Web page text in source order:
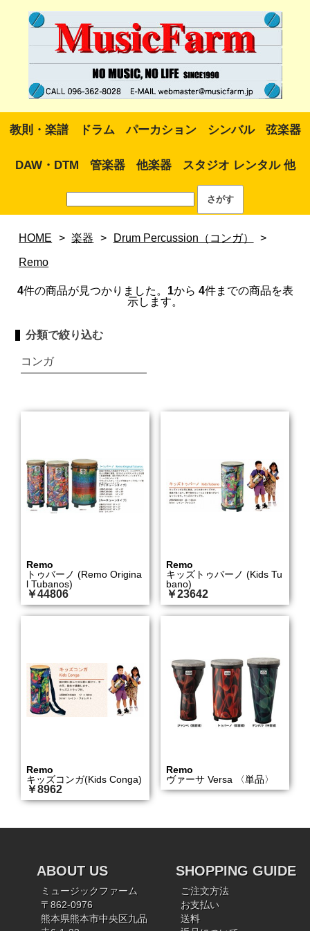
教則・楽譜 ドラム パーカション シンバル 弦楽器
DAW・DTM 管楽器 他楽器 スタジオ レンタル 他
HOME > 楽器 > Drum Percussion（コンガ） >
Remo
4件の商品が見つかりました。 1から 4件までの商品を表
示します。
分類で絞り込む
コンガ
Remo
トゥバーノ (Remo Origina
l Tubanos)
￥44806
Remo
キッズトゥバーノ (Kids Tu
bano)
￥23642
Remo
キッズコンガ(Kids Conga)
￥8962
Remo
ヴァーサ Versa 〈単品〉
ABOUT US
ミュージックファーム
〒862-0976
熊本県熊本市中央区九品
SHOPPING GUIDE
ご注文方法
お支払い
送料